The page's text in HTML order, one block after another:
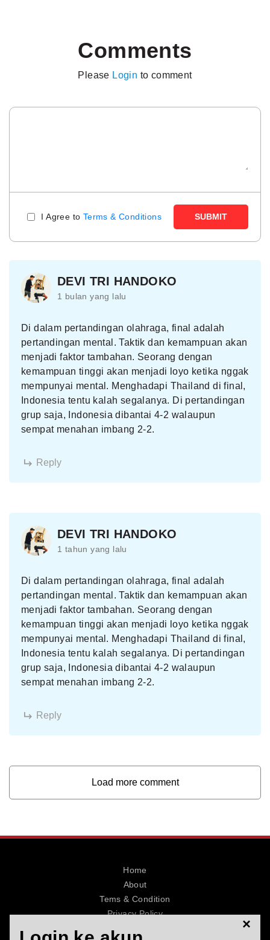
Comments
Please Login to comment
I Agree to Terms & Conditions SUBMIT
DEVI TRI HANDOKO
1 bulan yang lalu
Di dalam pertandingan olahraga, final adalah
pertandingan mental. Taktik dan kemampuan akan
menjadi faktor tambahan. Seorang dengan
kemampuan tinggi akan menjadi loyo ketika nggak
mempunyai mental. Menghadapi Thailand di final,
Indonesia tentu kalah segalanya. Di pertandingan
grup saja, Indonesia dibantai 4-2 walaupun
sempat menahan imbang 2-2.
Reply
DEVI TRI HANDOKO
1 tahun yang lalu
Di dalam pertandingan olahraga, final adalah
pertandingan mental. Taktik dan kemampuan akan
menjadi faktor tambahan. Seorang dengan
kemampuan tinggi akan menjadi loyo ketika nggak
mempunyai mental. Menghadapi Thailand di final,
Indonesia tentu kalah segalanya. Di pertandingan
grup saja, Indonesia dibantai 4-2 walaupun
sempat menahan imbang 2-2.
Reply
Load more comment
Home
About
Tems & Condition
Privacy Policy
×